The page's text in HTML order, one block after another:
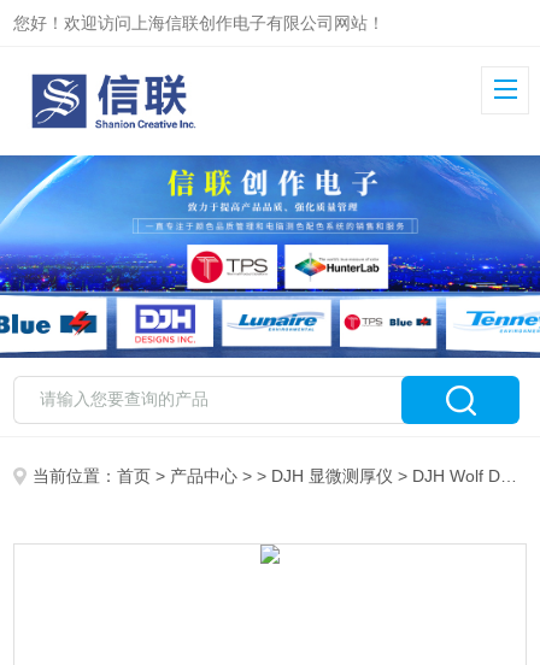
您好！欢迎访问上海信联创作电子有限公司网站！
当前位置：首页 > 产品中心 > > DJH 显微测厚仪 > DJH Wolf DFM Alpha 彩涂膜厚在线测量